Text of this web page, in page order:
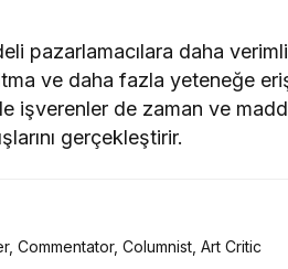
pazarlamacılara daha
ve daha fazla yeteneğe
işverenler de zaman ve
gerçekleştirir.
Commentator, Columnist, Art Critic